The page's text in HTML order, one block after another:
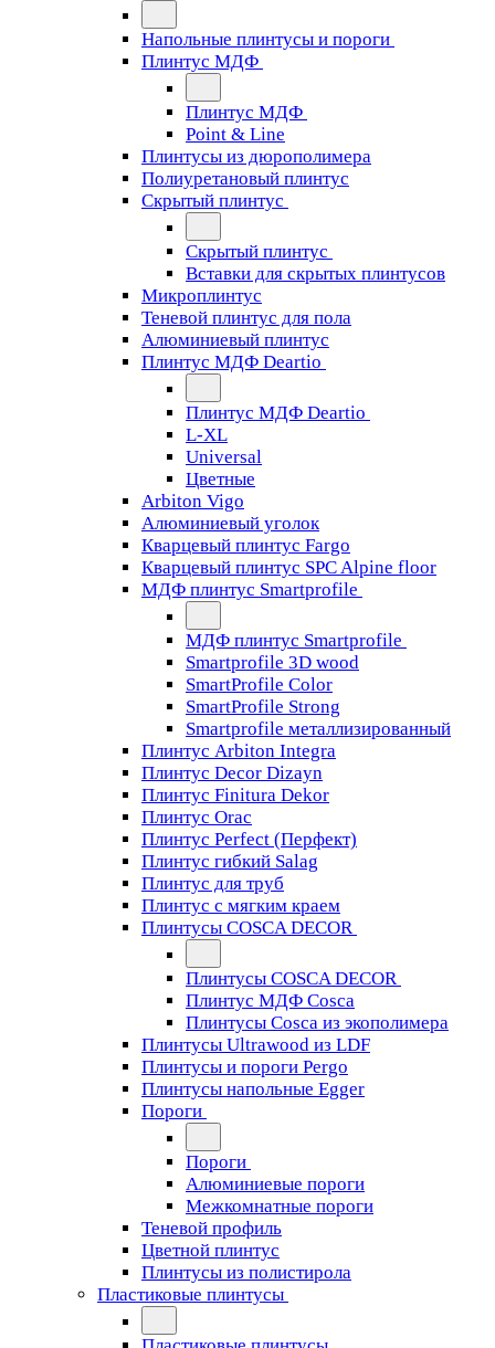
Напольные плинтусы и пороги
Плинтус МДФ
Плинтус МДФ
Point & Line
Плинтусы из дюрополимера
Полиуретановый плинтус
Скрытый плинтус
Скрытый плинтус
Вставки для скрытых плинтусов
Микроплинтус
Теневой плинтус для пола
Алюминиевый плинтус
Плинтус МДФ Deartio
Плинтус МДФ Deartio
L-XL
Universal
Цветные
Arbiton Vigo
Алюминиевый уголок
Кварцевый плинтус Fargo
Кварцевый плинтус SPC Alpine floor
МДФ плинтус Smartprofile
МДФ плинтус Smartprofile
Smartprofile 3D wood
SmartProfile Color
SmartProfile Strong
Smartprofile металлизированный
Плинтус Arbiton Integra
Плинтус Decor Dizayn
Плинтус Finitura Dekor
Плинтус Orac
Плинтус Perfect (Перфект)
Плинтус гибкий Salag
Плинтус для труб
Плинтус с мягким краем
Плинтусы COSCA DECOR
Плинтусы COSCA DECOR
Плинтус МДФ Cosca
Плинтусы Cosca из экополимера
Плинтусы Ultrawood из LDF
Плинтусы и пороги Pergo
Плинтусы напольные Egger
Пороги
Пороги
Алюминиевые пороги
Межкомнатные пороги
Теневой профиль
Цветной плинтус
Плинтусы из полистирола
Пластиковые плинтусы